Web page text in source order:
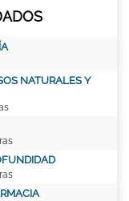
NATURALES Y